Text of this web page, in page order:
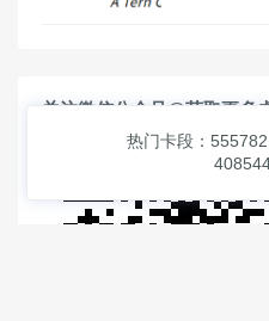
关注微信公众号@获取更多
热门卡段：